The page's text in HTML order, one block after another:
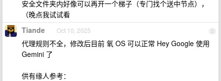
安全文件夹内好像可以再开一个梯子（专门找个送中节点），
（晚点我试试看
2
Tiande Oct 10, 2025
代理规则不全，修改后目前 氧 OS 可以正常 Hey Google 使用
Gemini 了
供有缘人参考：